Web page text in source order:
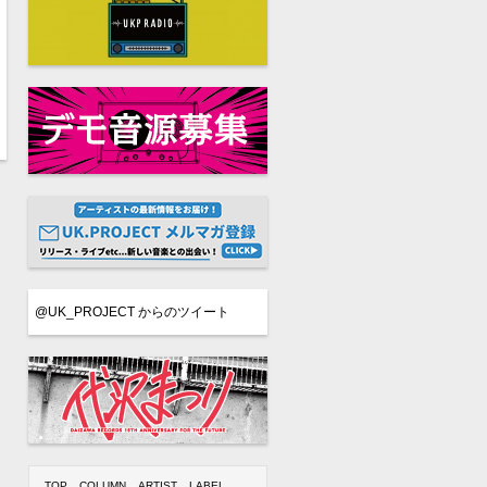
@UK_PROJECT からのツイート